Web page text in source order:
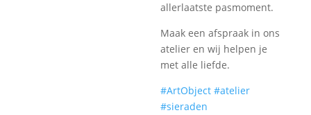
allerlaatste pasmoment.
Maak een afspraak in ons
atelier en wij helpen je
met alle liefde.
#ArtObject #atelier
#sieraden